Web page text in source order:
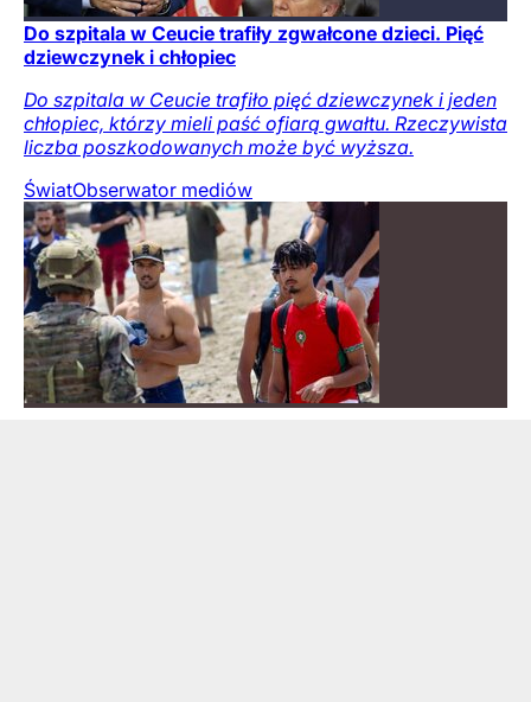
Do szpitala w Ceucie trafiły zgwałcone dzieci. Pięć
dziewczynek i chłopiec
Do szpitala w Ceucie trafiło pięć dziewczynek i jeden
chłopiec, którzy mieli paść ofiarą gwałtu. Rzeczywista
liczba poszkodowanych może być wyższa.
ŚwiatObserwator mediów